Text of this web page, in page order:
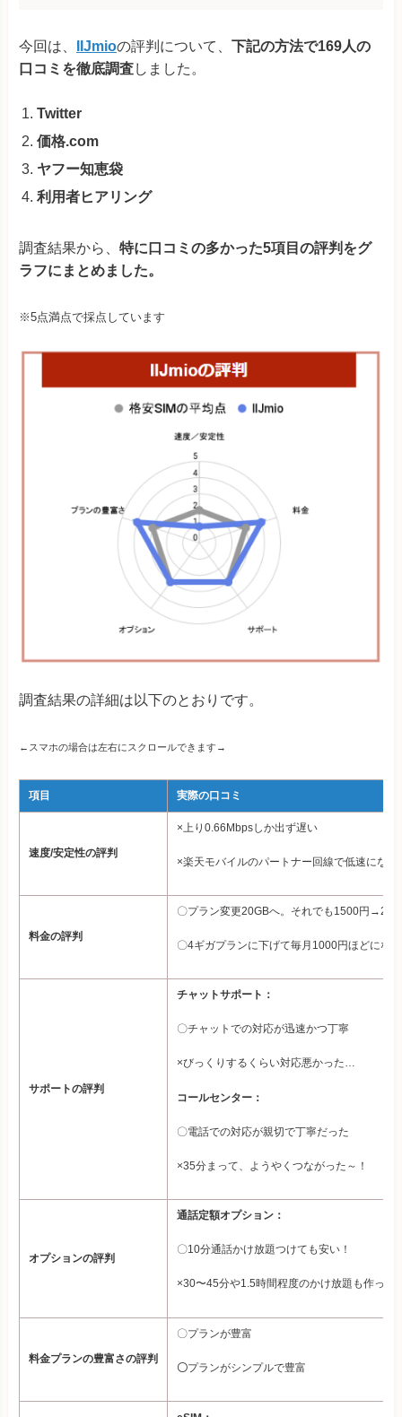
今回は、 IIJmioの評判について、 下記の方法で169人の
口コミを徹底調査し ました。
Twitter
価格.com
ヤフー知恵袋
利用者ヒアリング
調査結果から、 特に口コミの多かった5項目の評判をグ
ラフにまとめました。
※5点満点で採点しています
調査結果の詳細は以下のとおりです。
←スマホの場合は左右にスクロールできます→
項目 実際の口コミ
速度/安定性の評判
×上り0.66Mbpsしか出ず遅い
×楽天モバイルのパートナー回線で低速にな
料金の評判
〇プラン変更20GBへ。それでも1500円
〇4ギガプランに下げて毎月1000円ほどにな
サポートの評判
チャットサポート：
〇チャットでの対応が迅速かつ丁寧
×びっくりするくらい対応悪かった…
コールセンター：
〇電話での対応が親切で丁寧だった
×35分まって、ようやくつながった～！
オプションの評判
通話定額オプション：
〇10分通話かけ放題つけても安い！
×30〜45分や1.5時間程度のかけ放題も作って
料金プランの豊富さの評判
〇プランが豊富
〇プランがシンプルで豊富